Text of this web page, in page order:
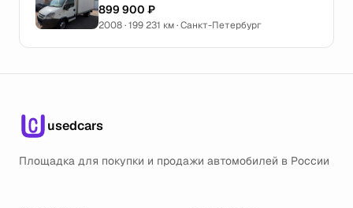
899 900 ₽
2008 · 199 231 км · Санкт-Петербург
usedcars
Площадка для покупки и продажи автомобилей в России